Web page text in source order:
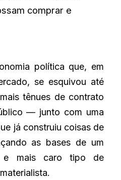
comprar e
política que, em
se esquivou até
tênues de contrato
— junto com uma
já construiu coisas de
as bases de um
e mais caro tipo de